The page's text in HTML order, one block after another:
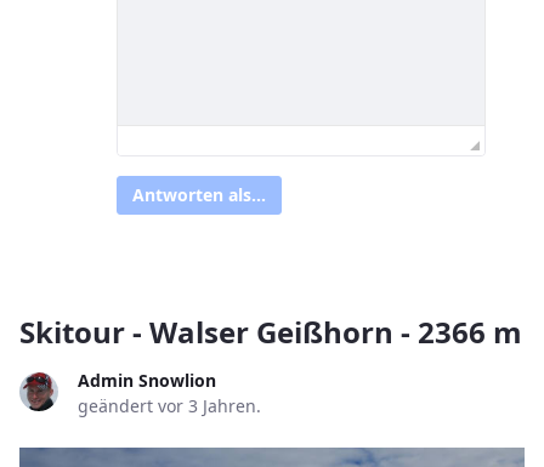
Antworten als...
Skitour - Walser Geißhorn - 2366 m
Admin Snowlion
geändert vor 3 Jahren.